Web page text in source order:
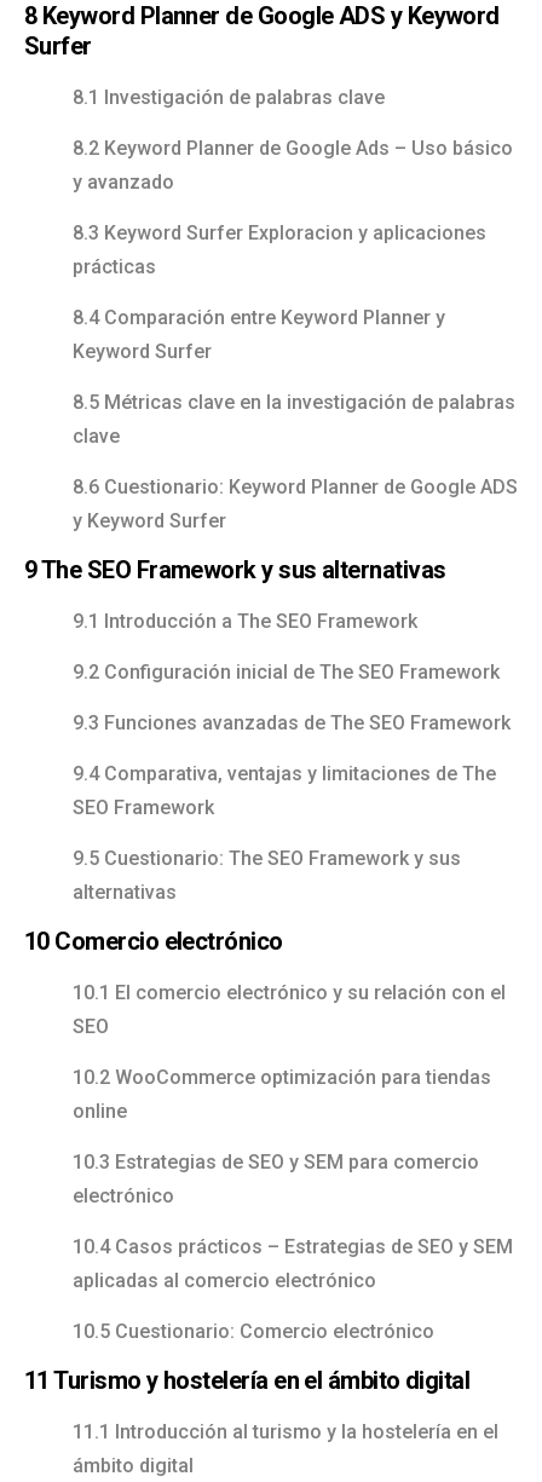
8 Keyword Planner de Google ADS y Keyword
Surfer
8.1 Investigación de palabras clave
8.2 Keyword Planner de Google Ads – Uso básico
y avanzado
8.3 Keyword Surfer Exploracion y aplicaciones
prácticas
8.4 Comparación entre Keyword Planner y
Keyword Surfer
8.5 Métricas clave en la investigación de palabras
clave
8.6 Cuestionario: Keyword Planner de Google ADS
y Keyword Surfer
9 The SEO Framework y sus alternativas
9.1 Introducción a The SEO Framework
9.2 Configuración inicial de The SEO Framework
9.3 Funciones avanzadas de The SEO Framework
9.4 Comparativa, ventajas y limitaciones de The
SEO Framework
9.5 Cuestionario: The SEO Framework y sus
alternativas
10 Comercio electrónico
10.1 El comercio electrónico y su relación con el
SEO
10.2 WooCommerce optimización para tiendas
online
10.3 Estrategias de SEO y SEM para comercio
electrónico
10.4 Casos prácticos – Estrategias de SEO y SEM
aplicadas al comercio electrónico
10.5 Cuestionario: Comercio electrónico
11 Turismo y hostelería en el ámbito digital
11.1 Introducción al turismo y la hostelería en el
ámbito digital